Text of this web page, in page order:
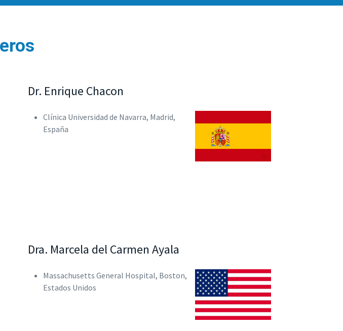
Dr. Enrique Chacon
Clínica Universidad de Navarra, Madrid,
España
Dra. Marcela del Carmen Ayala
Massachusetts General Hospital, Boston,
Estados Unidos